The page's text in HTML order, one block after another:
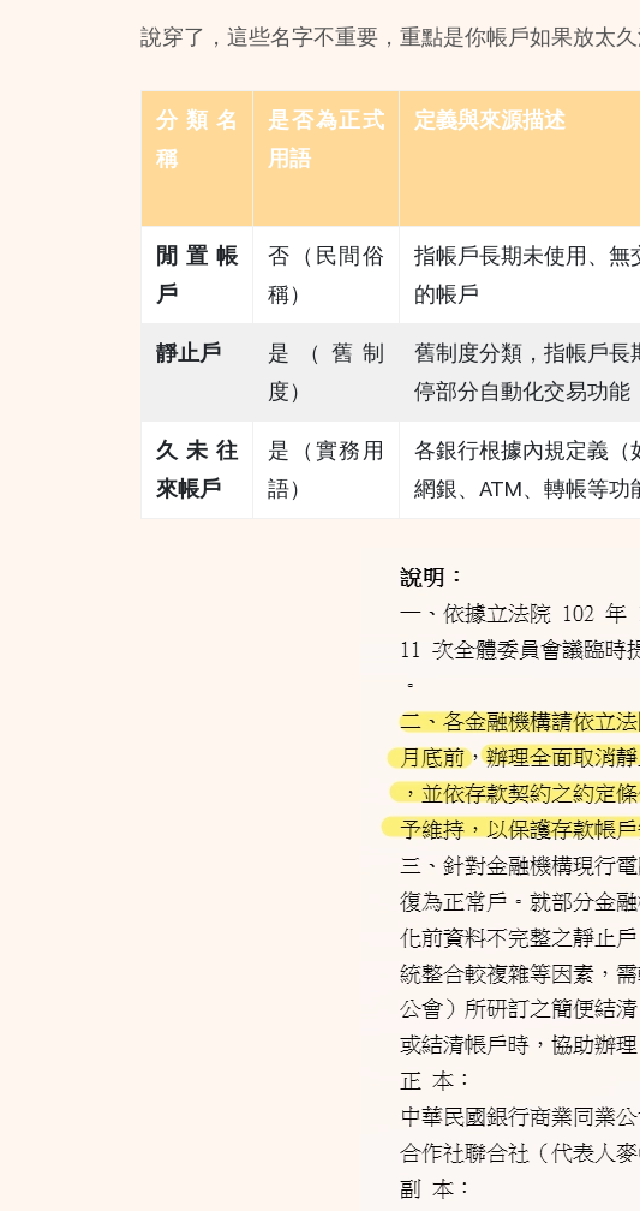
說穿了，這些名字不重要，重點是你帳戶如果放太
分類名
稱
是否為正式
用語
定義與來源描述
閒置帳
戶
否（民間俗
稱）
指帳戶長期未使用、無
的帳戶
靜止戶
是（舊制
度）
舊制度分類，指帳戶長
停部分自動化交易功能
久未往
來帳戶
是（實務用
語）
各銀行根據內規定義（
網銀、ATM、轉帳等功